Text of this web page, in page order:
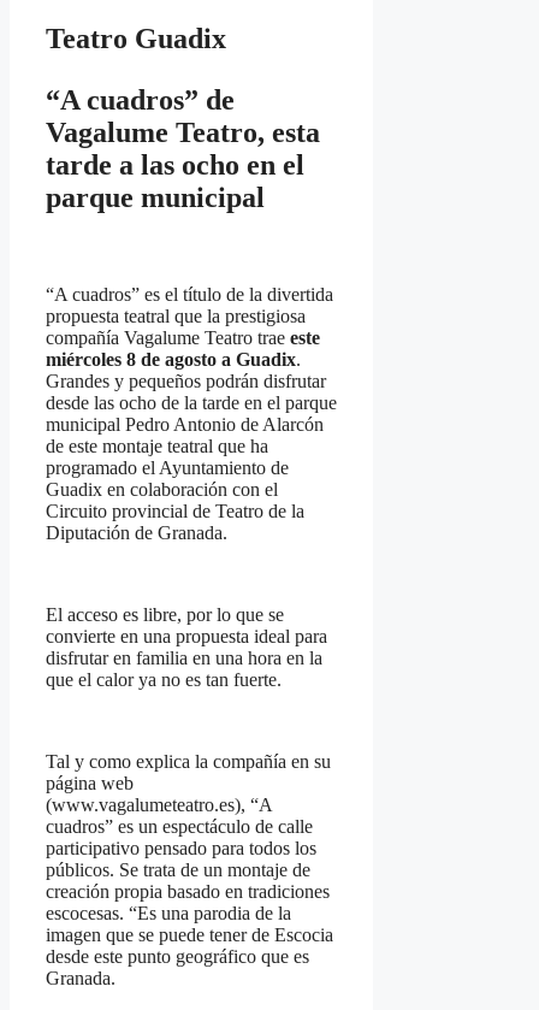
Teatro Guadix
“A cuadros” de
Vagalume Teatro, esta
tarde a las ocho en el
parque municipal
“A cuadros” es el título de la divertida
propuesta teatral que la prestigiosa
compañía Vagalume Teatro trae este
miércoles 8 de agosto a Guadix.
Grandes y pequeños podrán disfrutar
desde las ocho de la tarde en el parque
municipal Pedro Antonio de Alarcón
de este montaje teatral que ha
programado el Ayuntamiento de
Guadix en colaboración con el
Circuito provincial de Teatro de la
Diputación de Granada.
El acceso es libre, por lo que se
convierte en una propuesta ideal para
disfrutar en familia en una hora en la
que el calor ya no es tan fuerte.
Tal y como explica la compañía en su
página web
(www.vagalumeteatro.es), “A
cuadros” es un espectáculo de calle
participativo pensado para todos los
públicos. Se trata de un montaje de
creación propia basado en tradiciones
escocesas. “Es una parodia de la
imagen que se puede tener de Escocia
desde este punto geográfico que es
Granada.